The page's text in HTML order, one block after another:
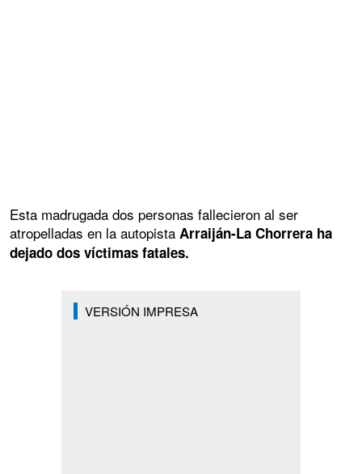
Esta madrugada dos personas fallecieron al ser
atropelladas en la autopista Arraiján-La Chorrera ha
dejado dos víctimas fatales.
VERSIÓN IMPRESA